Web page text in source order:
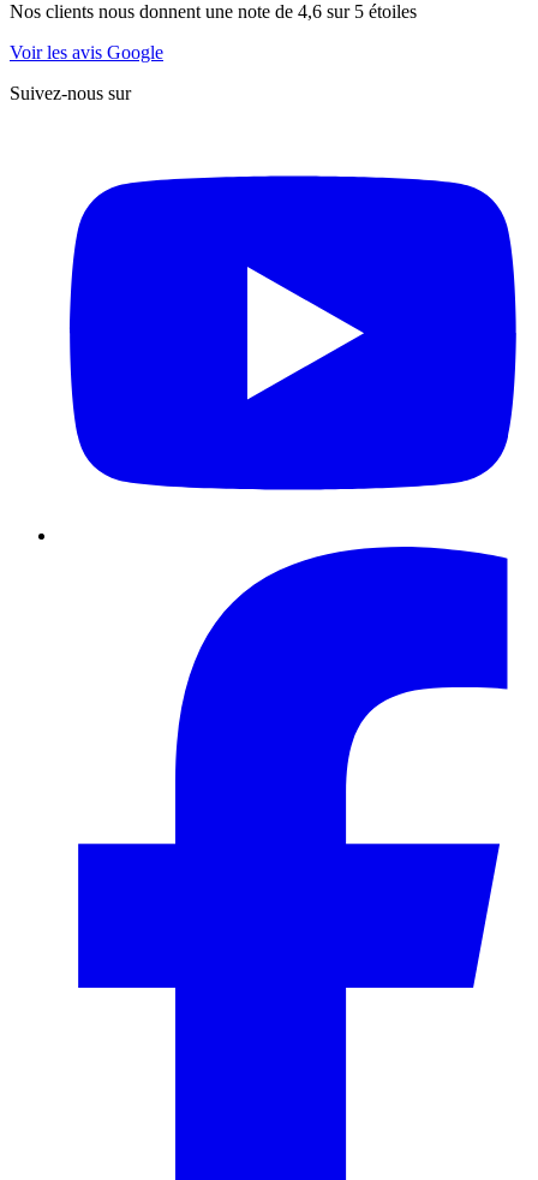
Nos clients nous donnent une note de 4,6 sur 5 étoiles
Voir les avis Google
Suivez-nous sur